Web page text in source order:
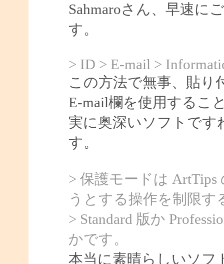
Sahmaroさん、早速に
す。
> ID > E-mail >
この方法で無事、貼り
E-mail欄を使用するこ
実に奥深いソフトです
す。
> 保護モードは
うとする操作を制限
> Standard 版か
かです。
本当に素晴らしいソフ